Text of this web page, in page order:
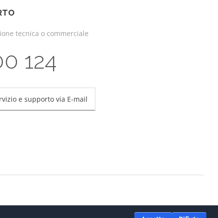
tecnica o commerciale
124
e supporto via E-mail